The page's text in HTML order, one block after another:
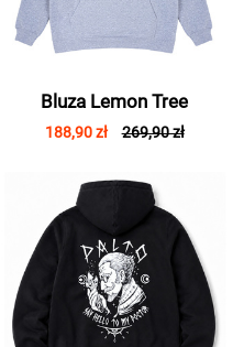
Bluza Lemon Tree
188,90 zł 269,90 zł